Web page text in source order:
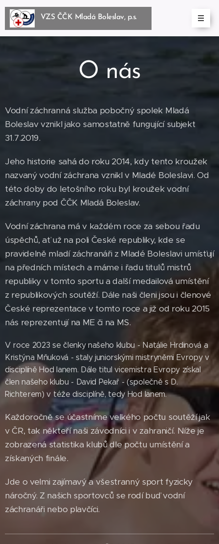
VZS ČČK Mladá Boleslav, p.s.
BoleslBoleslav, p.s.
O nás
Vodní záchranná služba pobočný spolek Mladá
Boleslav vznikl jako samostatně fungující subjekt
31.7.2019.
Jeho historie sahá do roku 2014, kdy tento kroužek
nazvaný vodní záchrana vznikl v Mladé Boleslavi. Od
této doby do letošního roku byl kroužek vodní
záchrany pod ČČK Mladá Boleslav.
Vodní záchrana má v každém roce za sebou řadu
úspěchů, ať už na poli České republiky, kde se
pravidelně mladí záchranáři z Mladé Boleslavi umísťují
na předních místech a máme i řadu titulů mistrů
republiky v tomto sportu a další medailová umístění
z republikových soutěží. Dále naši členi jsou i členové
České reprezentace v tomto roce a již od roku 2015
nás reprezentují na ME či na MS.
V roce 2023 se členky našeho klubu - Natálie Hrdinová a
Kristýna Mňuková - staly juniorskými mistryněmi Evropy v
disciplíně Hod lanem. Dále titul vicemistra Evropy získal
člen našeho klubu - David Pekař - (společně s D.
Richterem) v téže disciplíně, tedy Hod lanem.
Každoročně se účastníme velkého počtu soutěží jak
v ČR, tak někteří naši závodníci i v zahraničí. Níže je
zobrazená statistika klubů dle počtu umístění a
získaných finále.
Jde o velmi zajímavý a všestranný sport fyzicky
náročný. Z našich sportovců se rodí buď vodní
záchranáři nebo plavčíci.